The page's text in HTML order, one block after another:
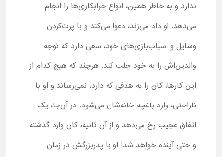
ندارد و به خاطر همین، انواع خرابکاری‌ها را انجام
می‌دهد. او داد می‌زند، دعوا می‌کند و با پرت‌کردن
وسایل و اسباب‌بازی‌های خود، سعی دارد که توجه
والدین‌اش را به خود جلب کند. هرچند که هیچ‌ کدام از
این کارها، کان را به هدفی که دارد، نمی‌رساند و او با
ناراحتی، وارد باغچه خانه‌شان می‌شود. در آن‌جا، یک
اتفاق عجیب رخ می‌دهد و از آن ثانیه، کان وارد گذشته
و حتی آینده خواهد شد! او با پدربزرگش در زمان